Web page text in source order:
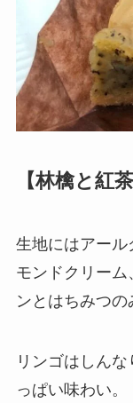
【林檎と紅
生地にはアール
モンドクリー
ンとはちみつの
リンゴはしん
っぱい味わい。